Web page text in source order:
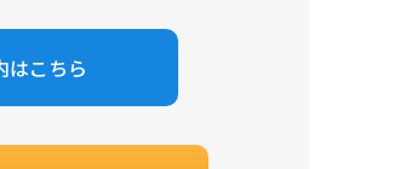
はこちら